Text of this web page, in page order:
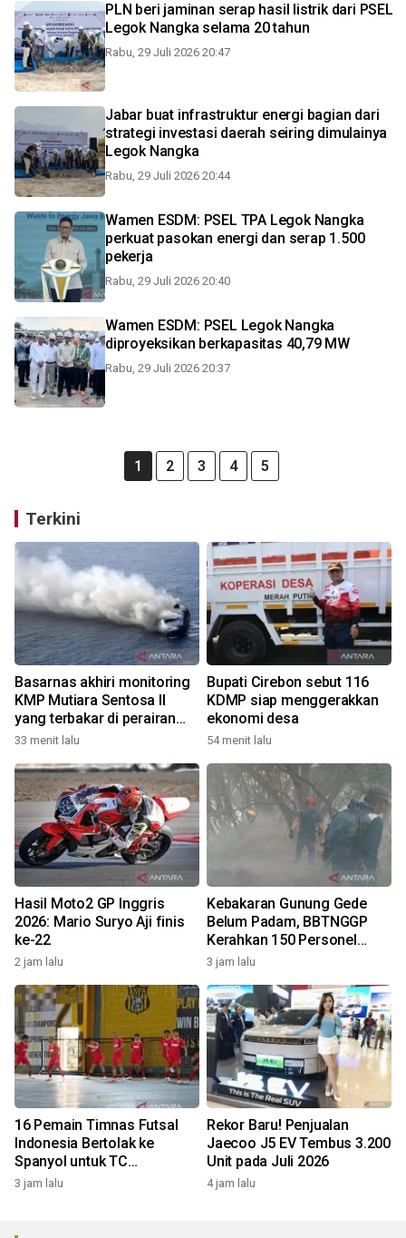
PLN beri jaminan serap hasil listrik dari PSEL
Legok Nangka selama 20 tahun
Rabu, 29 Juli 2026 20:47
Jabar buat infrastruktur energi bagian dari
strategi investasi daerah seiring dimulainya
Legok Nangka
Rabu, 29 Juli 2026 20:44
Wamen ESDM: PSEL TPA Legok Nangka
perkuat pasokan energi dan serap 1.500
pekerja
Rabu, 29 Juli 2026 20:40
Wamen ESDM: PSEL Legok Nangka
diproyeksikan berkapasitas 40,79 MW
Rabu, 29 Juli 2026 20:37
1 2 3 4 5
Terkini
Basarnas akhiri monitoring
KMP Mutiara Sentosa II
yang terbakar di perairan
Pulau Madura
33 menit lalu
Bupati Cirebon sebut 116
KDMP siap menggerakkan
ekonomi desa
54 menit lalu
Hasil Moto2 GP Inggris
2026: Mario Suryo Aji finis
ke-22
2 jam lalu
Kebakaran Gunung Gede
Belum Padam, BBTNGGP
Kerahkan 150 Personel
Tambahan
3 jam lalu
16 Pemain Timnas Futsal
Indonesia Bertolak ke
Spanyol untuk TC
Komprehensif
3 jam lalu
Rekor Baru! Penjualan
Jaecoo J5 EV Tembus 3.200
Unit pada Juli 2026
4 jam lalu